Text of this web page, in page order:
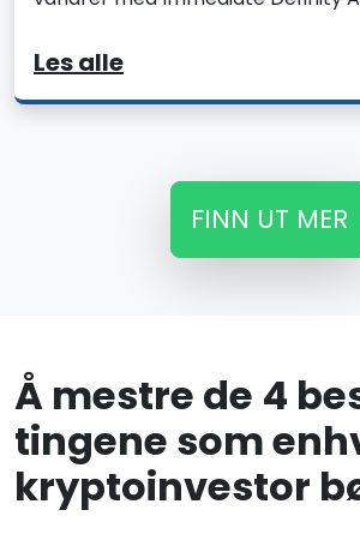
Les alle
FINN UT MER
Å mestre de 4
tingene som
kryptoinvestor